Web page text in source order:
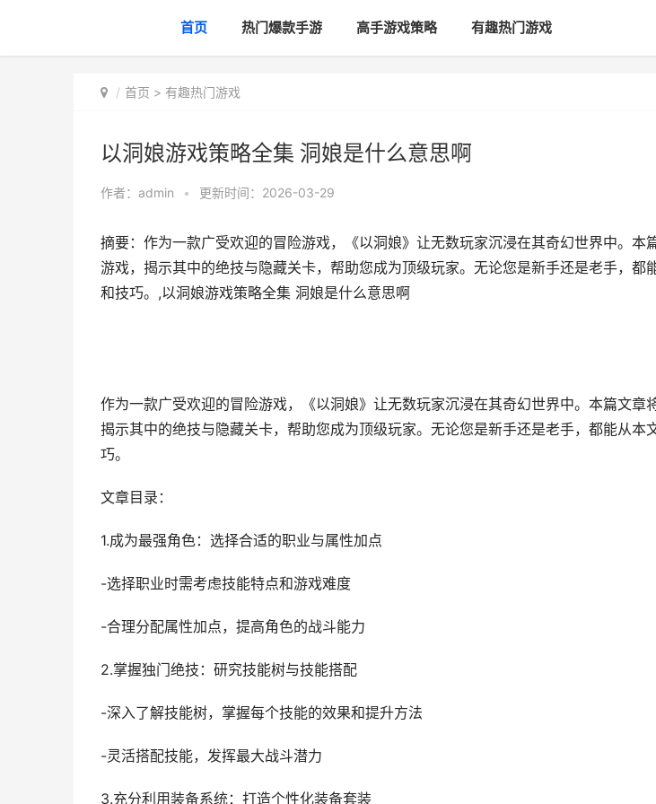
首页 热门爆款手游 高手游戏策略 有趣热门游戏
首页 > 有趣热门游戏
以洞娘游戏策略全集 洞娘是什么意思啊
作者： admin • 更新时间：2026-03-29
摘要：作为一款广受欢迎的冒险游戏，《以洞娘》让无数玩家沉浸在其奇幻世界中。本
游戏，揭示其中的绝技与隐藏关卡，帮助您成为顶级玩家。无论您是新手还是老手，都
和技巧。,以洞娘游戏策略全集 洞娘是什么意思啊
作为一款广受欢迎的冒险游戏，《以洞娘》让无数玩家沉浸在其奇幻世界中。本篇文章
揭示其中的绝技与隐藏关卡，帮助您成为顶级玩家。无论您是新手还是老手，都能从本
巧。
文章目录：
1.成为最强角色：选择合适的职业与属性加点
-选择职业时需考虑技能特点和游戏难度
-合理分配属性加点，提高角色的战斗能力
2.掌握独门绝技：研究技能树与技能搭配
-深入了解技能树，掌握每个技能的效果和提升方法
-灵活搭配技能，发挥最大战斗潜力
3.充分利用装备系统：打造个性化装备套装